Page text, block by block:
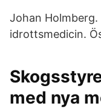
Johan
idrottsmedicin.
med nya